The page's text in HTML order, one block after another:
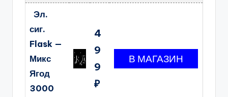
Эл.
сиг.
Flask —
Микс
Ягод
3000
4
9
9
₽